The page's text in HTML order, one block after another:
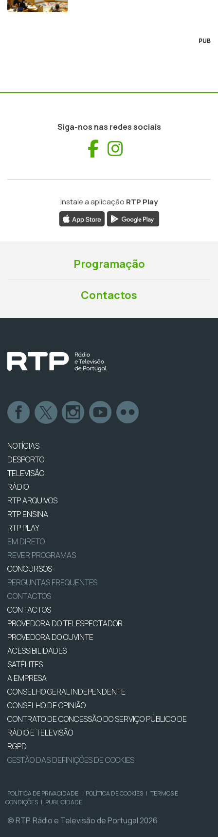
PUB
Siga-nos nas redes sociais
Facebook
Instale a aplicação RTP Play
Programação
Contactos
NOTÍCIAS
DESPORTO
TELEVISÃO
RÁDIO
RTP ARQUIVOS
RTP ENSINA
RTP PLAY
EM DIRETO
REVER PROGRAMAS
CONCURSOS
PERGUNTAS FREQUENTES
CONTACTOS
CONTACTOS
PROVEDORA DO TELESPECTADOR
PROVEDORA DO OUVINTE
ACESSIBILIDADES
SATÉLITES
A EMPRESA
CONSELHO GERAL INDEPENDENTE
CONSELHO DE OPINIÃO
CONTRATO DE CONCESSÃO DO SERVIÇO PÚBLICO DE
RÁDIO E TELEVISÃO
RGPD
GESTÃO DAS DEFINIÇÕES DE COOKIES
POLÍTICA DE PRIVACIDADE | POLÍTICA DE COOKIES | TERMOS E
CONDIÇÕES | PUBLICIDADE
© RTP, Rádio e Televisão de Portugal 2026